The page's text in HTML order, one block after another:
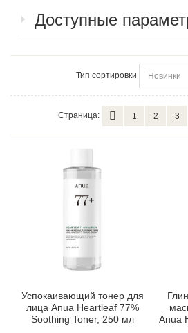
Доступные
Тип сортировки
Страница: 1 2 3
Успокаивающий тонер для
лица Anua Heartleaf 77%
Soothing Toner, 250 мл
Anua